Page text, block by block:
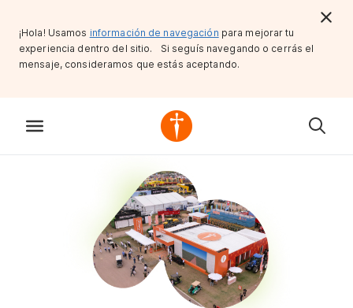
¡Hola! Usamos información de navegación para mejorar tu
experiencia dentro del sitio. Si seguís navegando o cerrás el
mensaje, consideramos que estás aceptando.